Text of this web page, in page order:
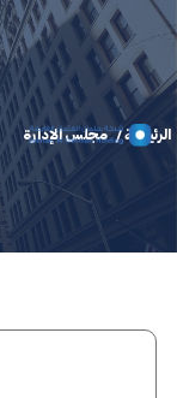
الرئيسية / مجلس الإدارة